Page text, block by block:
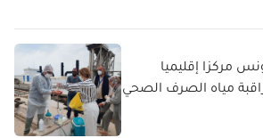
مركزا إقليميا
مياه الصرف الصحي